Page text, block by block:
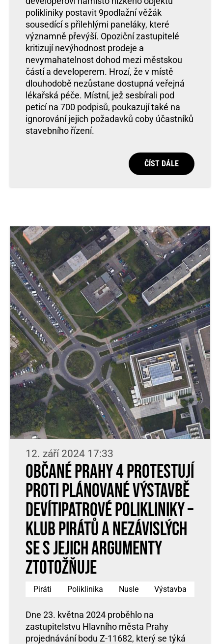
polikliniky postavit 9podlažní věžák
sousedící s přilehlými paneláky, které
významně převýší. Opoziční zastupitelé
kritizují nevýhodnost prodeje a
nevymahatelnost dohod mezi městskou
částí a developerem. Hrozí, že v místě
dlouhodobě nezůstane dostupná veřejná
lékařská péče. Místní, jež sesbírali pod
peticí na 700 podpisů, poukazují také na
ignorování jejich požadavků coby účastníků
stavebního řízení.
ČÍST DÁLE
12. září 2024 17:33
Občané Prahy 4 protestují
proti plánované výstavbě
devítipatrové polikliniky –
klub Pirátů a nezávislých
se s jejich argumenty
ztotožňuje
Piráti Poliklinika Nusle Výstavba
Dne 23. května 2024 proběhlo na
zastupitelstvu Hlavního města Prahy
projednávání bodu Z-11682, který se týká